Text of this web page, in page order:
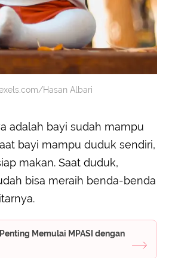
Hasan Albari
adalah bayi sudah mampu
bayi mampu duduk sendiri,
makan. Saat duduk,
bisa meraih benda-benda
Penting Memulai MPASI dengan